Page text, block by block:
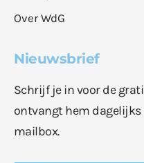
Over WdG
Nieuwsbrief
Schrijf je in voor de
ontvangt hem
mailbox.